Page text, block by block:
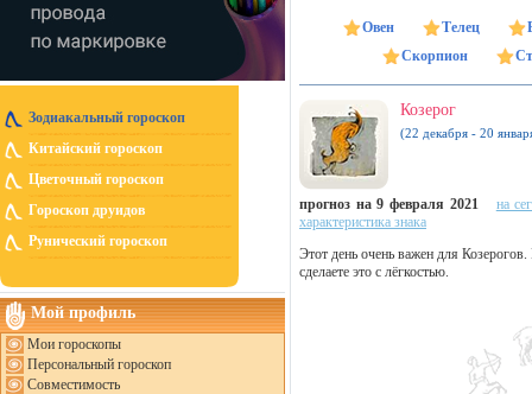
Зодиакальный гороскоп
Китайский гороскоп
Цветочный гороскоп
Гороскоп друидов
Рунический гороскоп
Мой профиль
Мои гороскопы
Персональный гороскоп
Совместимость
Овен Телец
Скорпион
Козерог
(22 декабря - 20
прогноз на 9 февраля 2021
на
характеристика знака
Этот день очень важен для
сделаете это с лёгкостью.